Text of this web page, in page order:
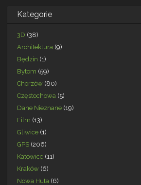
Kategorie
3D (38)
Architektura (9)
Będzin (1)
Bytom (59)
Chorzów (80)
Częstochowa (5)
Dane Nieznane (19)
Film (13)
Gliwice (1)
GPS (206)
Katowice (11)
Kraków (6)
Nowa Huta (6)